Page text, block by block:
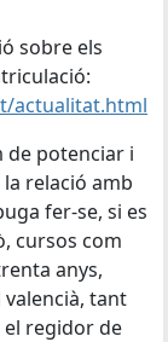
sobre els
actualitat.html
de potenciar i
relació amb
fer-se, si es
cursos com
anys,
tant
el regidor de